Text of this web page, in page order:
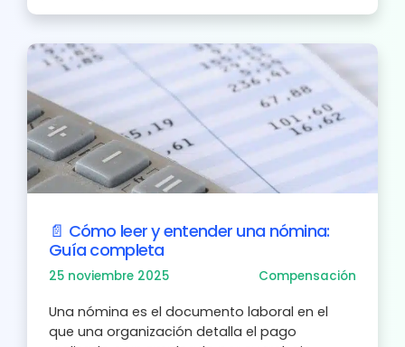
📄 Cómo leer y entender una nómina:
Guía completa
25 noviembre 2025 Compensación
Una nómina es el documento laboral en el
que una organización detalla el pago